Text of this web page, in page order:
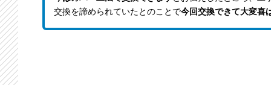
交換を諦められていたとのことで今回交換できて大変喜